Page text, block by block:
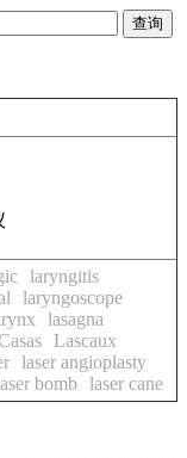
laryngitis
laryngoscope
lasagna
Lascaux
laser angioplasty
bomb laser cane